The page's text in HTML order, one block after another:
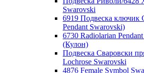
Swarovski
6919 Подвеска ключик
Pendant Swarovski)
6730 Radiolarian
(Кулон)
Подвеска Сваровски
Lochrose Swarovski
4876 Female Symbol